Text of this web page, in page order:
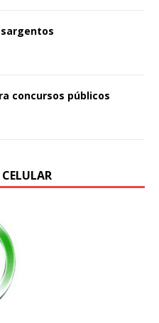
concursos públicos